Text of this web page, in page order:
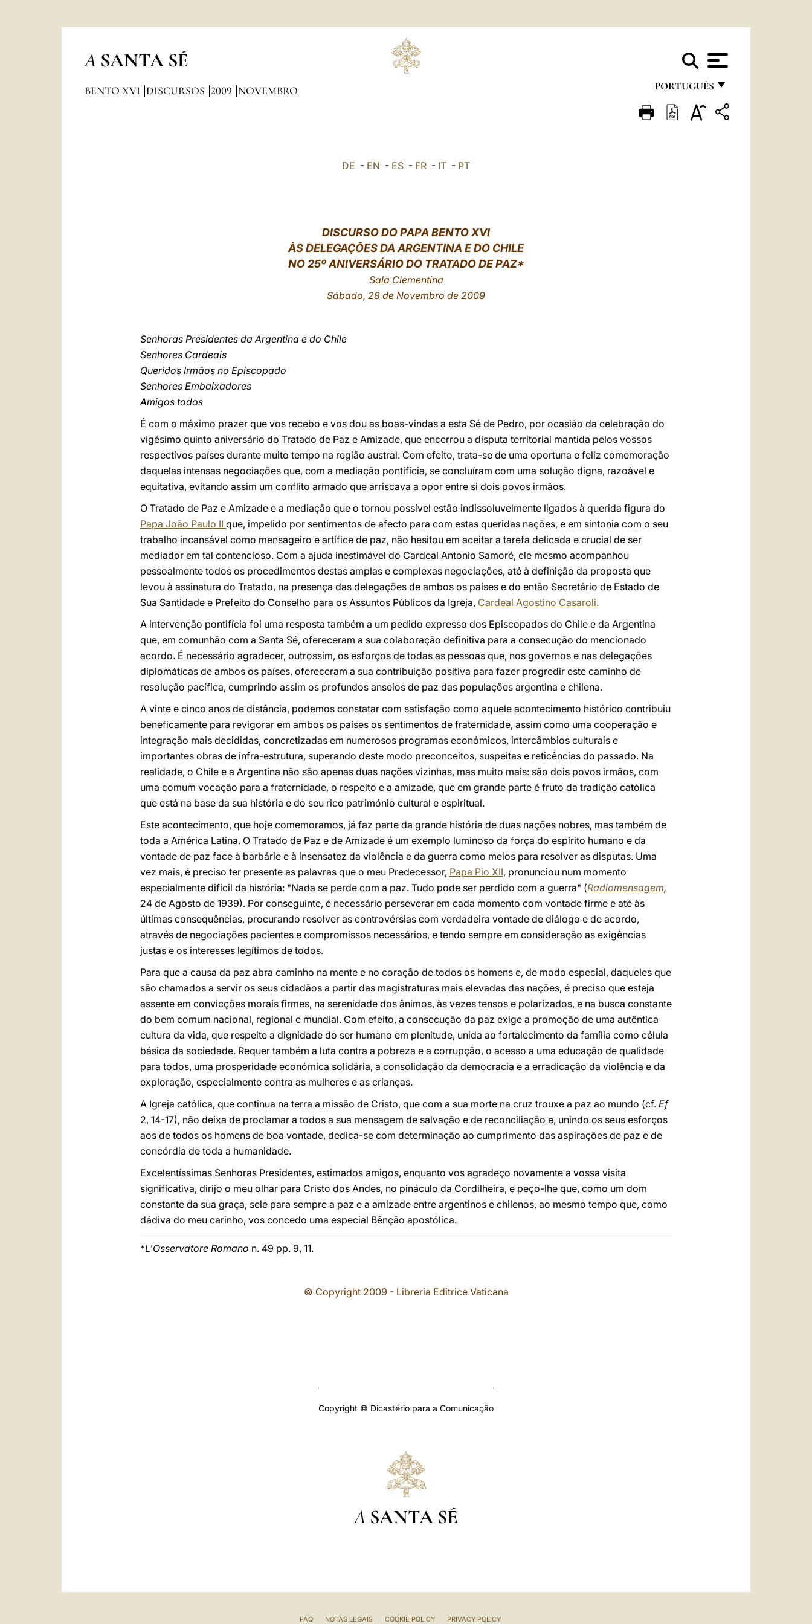
A SANTA SÉ
PORTUGUÊS
FRANÇAIS
BENTO XVI DISCURSOS 2009 NOVEMBRO
DE - EN - ES - FR - IT - PT
DISCURSO DO PAPA BENTO XVI
ÀS DELEGAÇÕES DA ARGENTINA E DO CHILE
NO 25º ANIVERSÁRIO DO TRATADO DE PAZ*
Sala Clementina
Sábado, 28 de Novembro de 2009
Senhoras Presidentes da Argentina e do Chile
Senhores Cardeais
Queridos Irmãos no Episcopado
Senhores Embaixadores
Amigos todos
É com o máximo prazer que vos recebo e vos dou as boas-vindas a esta Sé de Pedro, por ocasião da celebração do
vigésimo quinto aniversário do Tratado de Paz e Amizade, que encerrou a disputa territorial mantida pelos vossos
respectivos países durante muito tempo na região austral. Com efeito, trata-se de uma oportuna e feliz comemoração
daquelas intensas negociações que, com a mediação pontifícia, se concluíram com uma solução digna, razoável e
equitativa, evitando assim um conflito armado que arriscava a opor entre si dois povos irmãos.
O Tratado de Paz e Amizade e a mediação que o tornou possível estão indissoluvelmente ligados à querida figura do
Papa João Paulo II que, impelido por sentimentos de afecto para com estas queridas nações, e em sintonia com o seu
trabalho incansável como mensageiro e artífice de paz, não hesitou em aceitar a tarefa delicada e crucial de ser
mediador em tal contencioso. Com a ajuda inestimável do Cardeal Antonio Samoré, ele mesmo acompanhou
pessoalmente todos os procedimentos destas amplas e complexas negociações, até à definição da proposta que
levou à assinatura do Tratado, na presença das delegações de ambos os países e do então Secretário de Estado de
Sua Santidade e Prefeito do Conselho para os Assuntos Públicos da Igreja, Cardeal Agostino Casaroli.
A intervenção pontifícia foi uma resposta também a um pedido expresso dos Episcopados do Chile e da Argentina
que, em comunhão com a Santa Sé, ofereceram a sua colaboração definitiva para a consecução do mencionado
acordo. É necessário agradecer, outrossim, os esforços de todas as pessoas que, nos governos e nas delegações
diplomáticas de ambos os países, ofereceram a sua contribuição positiva para fazer progredir este caminho de
resolução pacífica, cumprindo assim os profundos anseios de paz das populações argentina e chilena.
A vinte e cinco anos de distância, podemos constatar com satisfação como aquele acontecimento histórico contribuiu
beneficamente para revigorar em ambos os países os sentimentos de fraternidade, assim como uma cooperação e
integração mais decididas, concretizadas em numerosos programas económicos, intercâmbios culturais e
importantes obras de infra-estrutura, superando deste modo preconceitos, suspeitas e reticências do passado. Na
realidade, o Chile e a Argentina não são apenas duas nações vizinhas, mas muito mais: são dois povos irmãos, com
uma comum vocação para a fraternidade, o respeito e a amizade, que em grande parte é fruto da tradição católica
que está na base da sua história e do seu rico património cultural e espiritual.
Este acontecimento, que hoje comemoramos, já faz parte da grande história de duas nações nobres, mas também de
toda a América Latina. O Tratado de Paz e de Amizade é um exemplo luminoso da força do espírito humano e da
vontade de paz face à barbárie e à insensatez da violência e da guerra como meios para resolver as disputas. Uma
vez mais, é preciso ter presente as palavras que o meu Predecessor, Papa Pio XII, pronunciou num momento
especialmente difícil da história: "Nada se perde com a paz. Tudo pode ser perdido com a guerra" (Radiomensagem,
24 de Agosto de 1939). Por conseguinte, é necessário perseverar em cada momento com vontade firme e até às
últimas consequências, procurando resolver as controvérsias com verdadeira vontade de diálogo e de acordo,
através de negociações pacientes e compromissos necessários, e tendo sempre em consideração as exigências
justas e os interesses legítimos de todos.
Para que a causa da paz abra caminho na mente e no coração de todos os homens e, de modo especial, daqueles que
são chamados a servir os seus cidadãos a partir das magistraturas mais elevadas das nações, é preciso que esteja
assente em convicções morais firmes, na serenidade dos ânimos, às vezes tensos e polarizados, e na busca constante
do bem comum nacional, regional e mundial. Com efeito, a consecução da paz exige a promoção de uma autêntica
cultura da vida, que respeite a dignidade do ser humano em plenitude, unida ao fortalecimento da família como célula
básica da sociedade. Requer também a luta contra a pobreza e a corrupção, o acesso a uma educação de qualidade
para todos, uma prosperidade económica solidária, a consolidação da democracia e a erradicação da violência e da
exploração, especialmente contra as mulheres e as crianças.
A Igreja católica, que continua na terra a missão de Cristo, que com a sua morte na cruz trouxe a paz ao mundo (cf. Ef
2, 14-17), não deixa de proclamar a todos a sua mensagem de salvação e de reconciliação e, unindo os seus esforços
aos de todos os homens de boa vontade, dedica-se com determinação ao cumprimento das aspirações de paz e de
concórdia de toda a humanidade.
Excelentíssimas Senhoras Presidentes, estimados amigos, enquanto vos agradeço novamente a vossa visita
significativa, dirijo o meu olhar para Cristo dos Andes, no pináculo da Cordilheira, e peço-lhe que, como um dom
constante da sua graça, sele para sempre a paz e a amizade entre argentinos e chilenos, ao mesmo tempo que, como
dádiva do meu carinho, vos concedo uma especial Bênção apostólica.
*L'Osservatore Romano n. 49 pp. 9, 11.
© Copyright 2009 - Libreria Editrice Vaticana
Copyright © Dicastério para a Comunicação
A SANTA SÉ
FAQ NOTAS LEGAIS COOKIE POLICY PRIVACY POLICY